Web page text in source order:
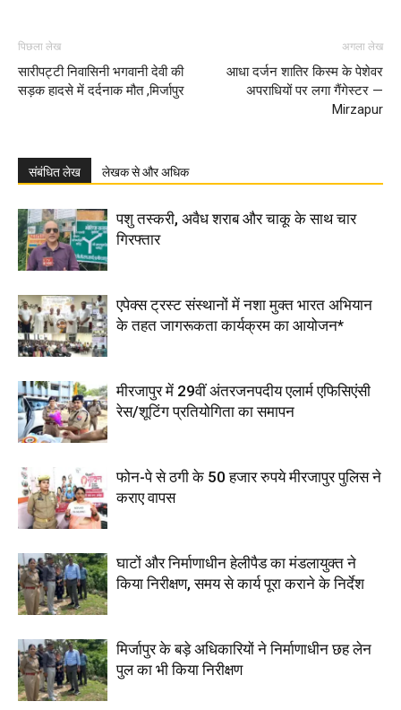
पिछला लेख
सारीपट्टी निवासिनी भगवानी देवी की
सड़क हादसे में दर्दनाक मौत ,मिर्जापुर
अगला लेख
आधा दर्जन शातिर किस्म के पेशेवर
अपराधियों पर लगा गैंगेस्टर —
Mirzapur
संबंधित लेख लेखक से और अधिक
पशु तस्करी, अवैध शराब और चाकू के साथ चार
गिरफ्तार
एपेक्स ट्रस्ट संस्थानों में नशा मुक्त भारत अभियान
के तहत जागरूकता कार्यक्रम का आयोजन*
मीरजापुर में 29वीं अंतरजनपदीय एलार्म एफिसिएंसी
रेस/शूटिंग प्रतियोगिता का समापन
फोन-पे से ठगी के 50 हजार रुपये मीरजापुर पुलिस ने
कराए वापस
घाटों और निर्माणाधीन हेलीपैड का मंडलायुक्त ने
किया निरीक्षण, समय से कार्य पूरा कराने के निर्देश
मिर्जापुर के बड़े अधिकारियों ने निर्माणाधीन छह लेन
पुल का भी किया निरीक्षण